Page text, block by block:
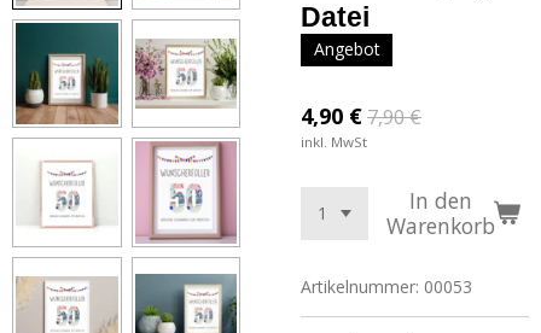
Datei
Angebot
4,90 €7,90 €
inkl. MwSt
In den
Warenkorb
Artikelnummer: 00053